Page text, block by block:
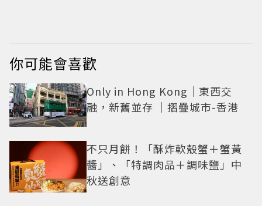
TH開幕活動
你可能會喜歡
Only in Hong Kong｜東西交
融，新舊並存 ｜摺疊城市-香港
不只月餅！「酥炸軟殼蟹＋蟹黃
醬」、「特調肉品＋調味鹽」中
秋送創意